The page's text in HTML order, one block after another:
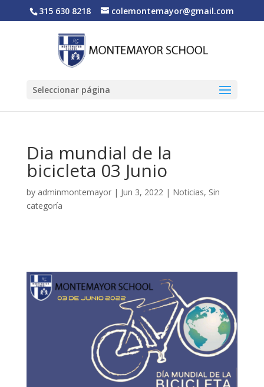
315 630 8218 colemontemayor@gmail.com
Seleccionar página
Dia mundial de la
bicicleta 03 Junio
by adminmontemayor| Jun 3, 2022| Noticias, Sin
categoría